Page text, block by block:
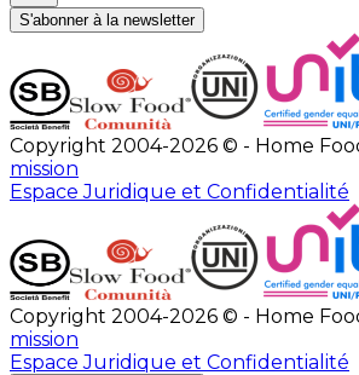
S'abonner à la newsletter
Copyright 2004-2026 © - Home
mission
Espace Juridique et Confidentialité
Copyright 2004-2026 © - Home
mission
Espace Juridique et Confidentialité